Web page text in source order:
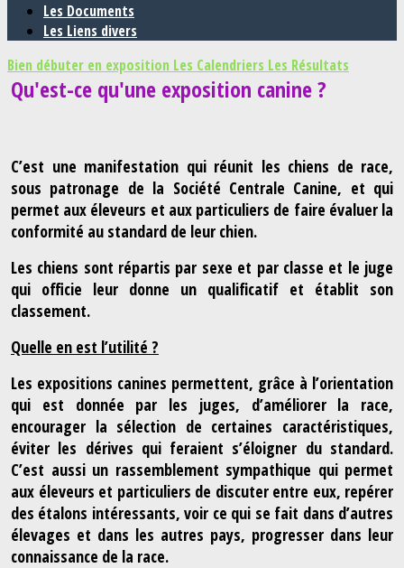
Les Documents
Les Liens divers
Bien débuter en exposition Les Calendriers Les Résultats
Qu'est-ce qu'une exposition canine ?
C’est une manifestation qui réunit les chiens de race,
sous patronage de la Société Centrale Canine, et qui
permet aux éleveurs et aux particuliers de faire évaluer la
conformité au standard de leur chien.
Les chiens sont répartis par sexe et par classe et le juge
qui officie leur donne un qualificatif et établit son
classement.
Quelle en est l’utilité ?
Les expositions canines permettent, grâce à l’orientation
qui est donnée par les juges, d’améliorer la race,
encourager la sélection de certaines caractéristiques,
éviter les dérives qui feraient s’éloigner du standard.
C’est aussi un rassemblement sympathique qui permet
aux éleveurs et particuliers de discuter entre eux, repérer
des étalons intéressants, voir ce qui se fait dans d’autres
élevages et dans les autres pays, progresser dans leur
connaissance de la race.